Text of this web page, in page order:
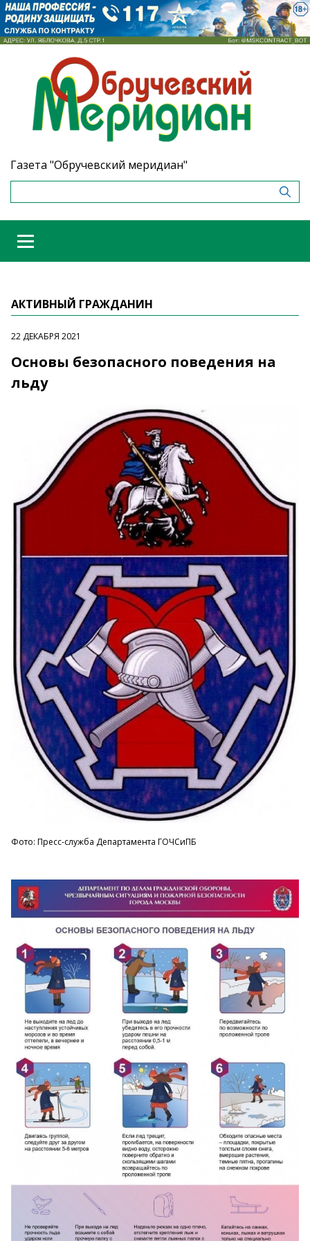
Газета "Обручевский меридиан"
АКТИВНЫЙ ГРАЖДАНИН
22 ДЕКАБРЯ 2021
Основы безопасного поведения на
льду
Фото: Пресс-служба Департамента ГОЧСиПБ